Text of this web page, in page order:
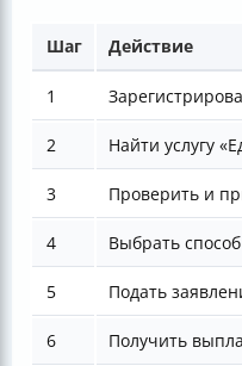
Шаг Действие
1
2 Найти услугу
3 Проверить и
4 Выбрать
5 Подать
6 Получить